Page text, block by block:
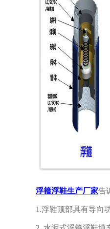
浮箍浮鞋生产厂家告
1.浮鞋顶部具有导向